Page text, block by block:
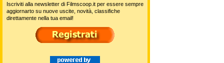
Iscriviti alla newsletter di Filmscoop.it per essere sempre
aggiornarto su nuove uscite, novità, classifiche
direttamente nella tua email!